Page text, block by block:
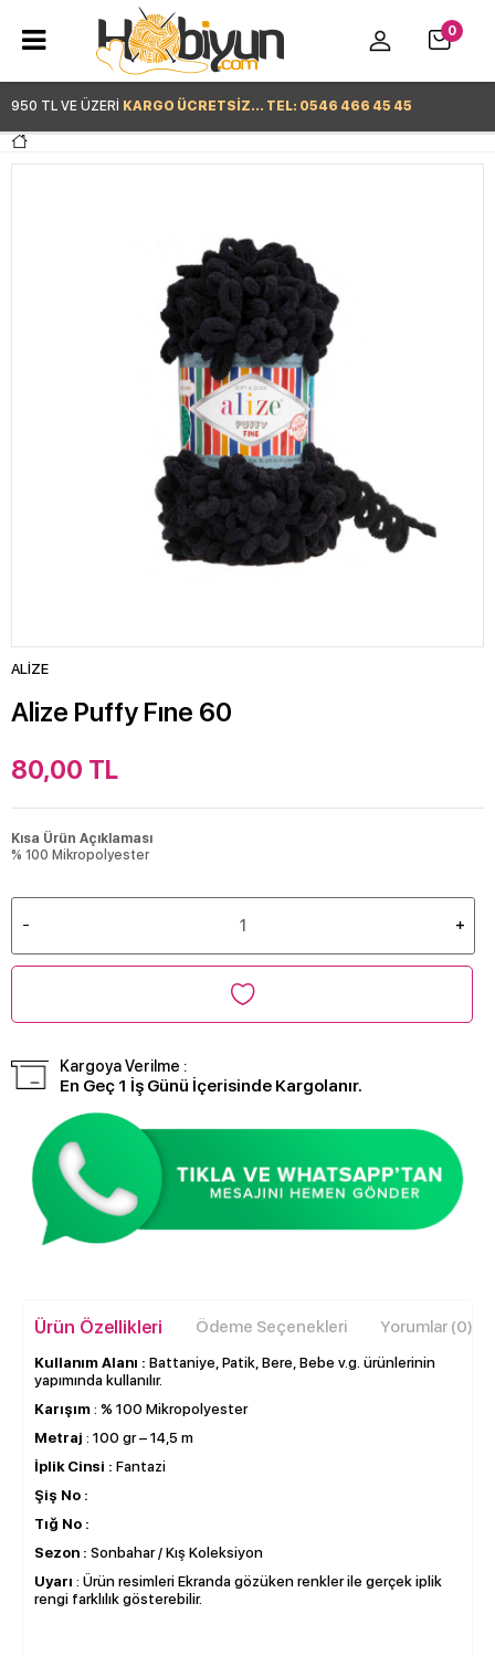
950 TL VE ÜZERİ KARGO ÜCRETSİZ... TEL: 0546 466 45 45
0
ALİZE
Alize Puffy Fıne 60
80,00 TL
Kısa Ürün Açıklaması
% 100 Mikropolyester
Kargoya Verilme :
En Geç 1 İş Günü İçerisinde Kargolanır.
Ürün Özellikleri Ödeme Seçenekleri Yorumlar (0)
Kullanım Alanı : Battaniye, Patik, Bere, Bebe v.g. ürünlerinin
yapımında kullanılır.
Karışım : % 100 Mikropolyester
Metraj : 100 gr – 14,5 m
İplik Cinsi : Fantazi
Şiş No :
Tığ No :
Sezon : Sonbahar / Kış Koleksiyon
Uyarı : Ürün resimleri Ekranda gözüken renkler ile gerçek iplik
rengi farklılık gösterebilir.